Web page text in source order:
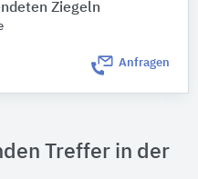
Ziegeln
Anfragen
Treffer in der